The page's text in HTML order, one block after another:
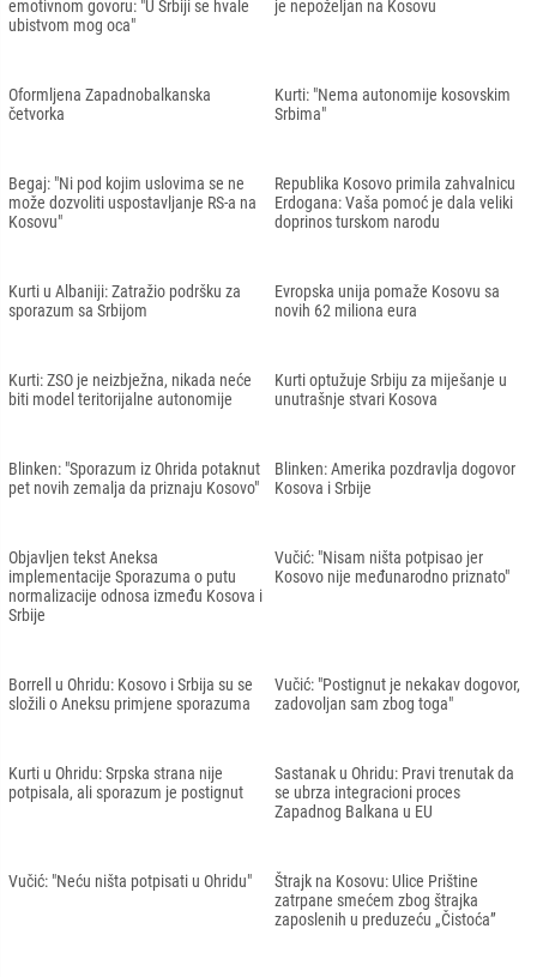
emotivnom govoru: "U Srbiji se hvale
ubistvom mog oca"
je nepoželjan na Kosovu
Oformljena Zapadnobalkanska
četvorka
Kurti: "Nema autonomije kosovskim
Srbima"
Begaj: "Ni pod kojim uslovima se ne
može dozvoliti uspostavljanje RS-a na
Kosovu"
Republika Kosovo primila zahvalnicu
Erdogana: Vaša pomoć je dala veliki
doprinos turskom narodu
Kurti u Albaniji: Zatražio podršku za
sporazum sa Srbijom
Evropska unija pomaže Kosovu sa
novih 62 miliona eura
Kurti: ZSO je neizbježna, nikada neće
biti model teritorijalne autonomije
Kurti optužuje Srbiju za miješanje u
unutrašnje stvari Kosova
Blinken: "Sporazum iz Ohrida potaknut
pet novih zemalja da priznaju Kosovo"
Blinken: Amerika pozdravlja dogovor
Kosova i Srbije
Objavljen tekst Aneksa
implementacije Sporazuma o putu
normalizacije odnosa između Kosova i
Srbije
Vučić: "Nisam ništa potpisao jer
Kosovo nije međunarodno priznato"
Borrell u Ohridu: Kosovo i Srbija su se
složili o Aneksu primjene sporazuma
Vučić: "Postignut je nekakav dogovor,
zadovoljan sam zbog toga"
Kurti u Ohridu: Srpska strana nije
potpisala, ali sporazum je postignut
Sastanak u Ohridu: Pravi trenutak da
se ubrza integracioni proces
Zapadnog Balkana u EU
Vučić: "Neću ništa potpisati u Ohridu"
Štrajk na Kosovu: Ulice Prištine
zatrpane smećem zbog štrajka
zaposlenih u preduzeću „Čistoća”